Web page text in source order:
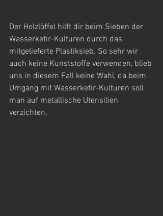
Der Holzlöffel hilft dir beim Sieben der
Wasserkefir-Kulturen durch das
mitgelieferte Plastiksieb. So sehr wir
auch keine Kunststoffe verwenden, blieb
uns in diesem Fall keine Wahl, da beim
Umgang mit Wasserkefir-Kulturen soll
man auf metallische Utensilien
verzichten.